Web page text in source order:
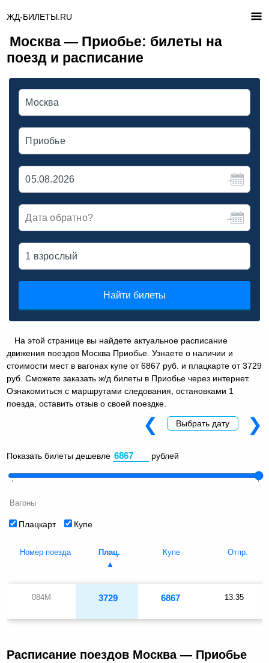
ЖД-БИЛЕТЫ.RU
Москва — Приобье: билеты на
поезд и расписание
Найти билеты
На этой странице вы найдете актуальное расписание
движения поездов Москва Приобье. Узнаете о наличии и
стоимости мест в вагонах купе от 6867 руб. и плацкарте от 3729
руб. Сможете заказать ж/д билеты в Приобье через интернет.
Ознакомиться с маршрутами следования, остановками 1
поезда, оставить отзыв о своей поездке.
Показать билеты дешевле рублей
Вагоны
Плацкарт Купе
❮ Выбрать дату ❯
Номер поезда Плац. Купе Отпр.
084М 3729 6867 13:35
Расписание поездов Москва — Приобье